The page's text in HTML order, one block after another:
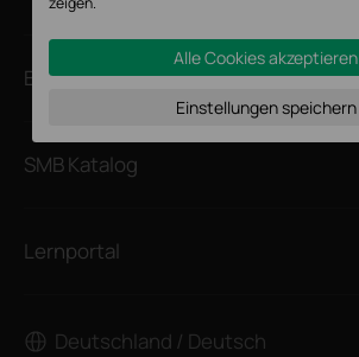
Bezugsquellen
SMB Katalog
Lernportal
Deutschland / Deutsch
Alle Cookies akzeptieren
Einstellungen speichern